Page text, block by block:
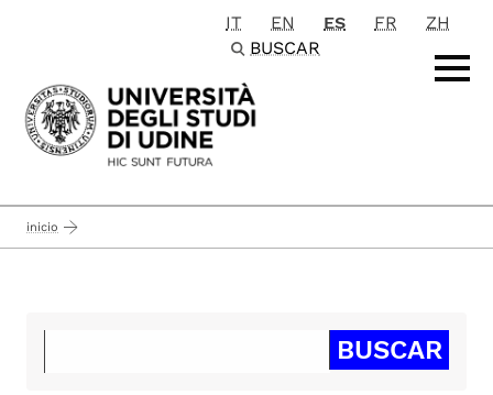
Passa al contenuto principale
IT EN ES FR
ZH
BUSCAR
inicio